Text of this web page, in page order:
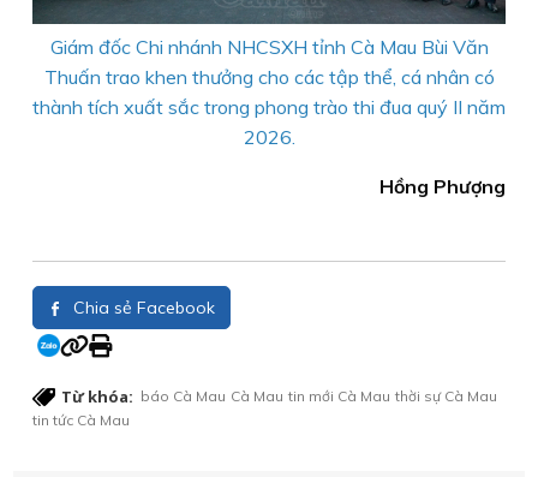
Giám đốc Chi nhánh NHCSXH tỉnh Cà Mau Bùi Văn
Thuấn trao khen thưởng cho các tập thể, cá nhân có
thành tích xuất sắc trong phong trào thi đua quý II năm
2026.
Hồng Phượng
Chia sẻ Facebook
Từ khóa: báo Cà Mau Cà Mau tin mới Cà Mau thời sự Cà Mau
tin tức Cà Mau